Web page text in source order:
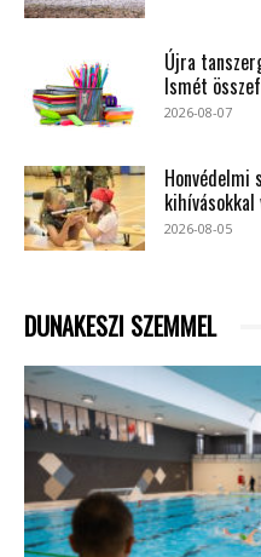
Újra
Ismét
2026-08-07
Honvédelmi
kihívásokkal
2026-08-05
DUNAKESZI SZEMMEL